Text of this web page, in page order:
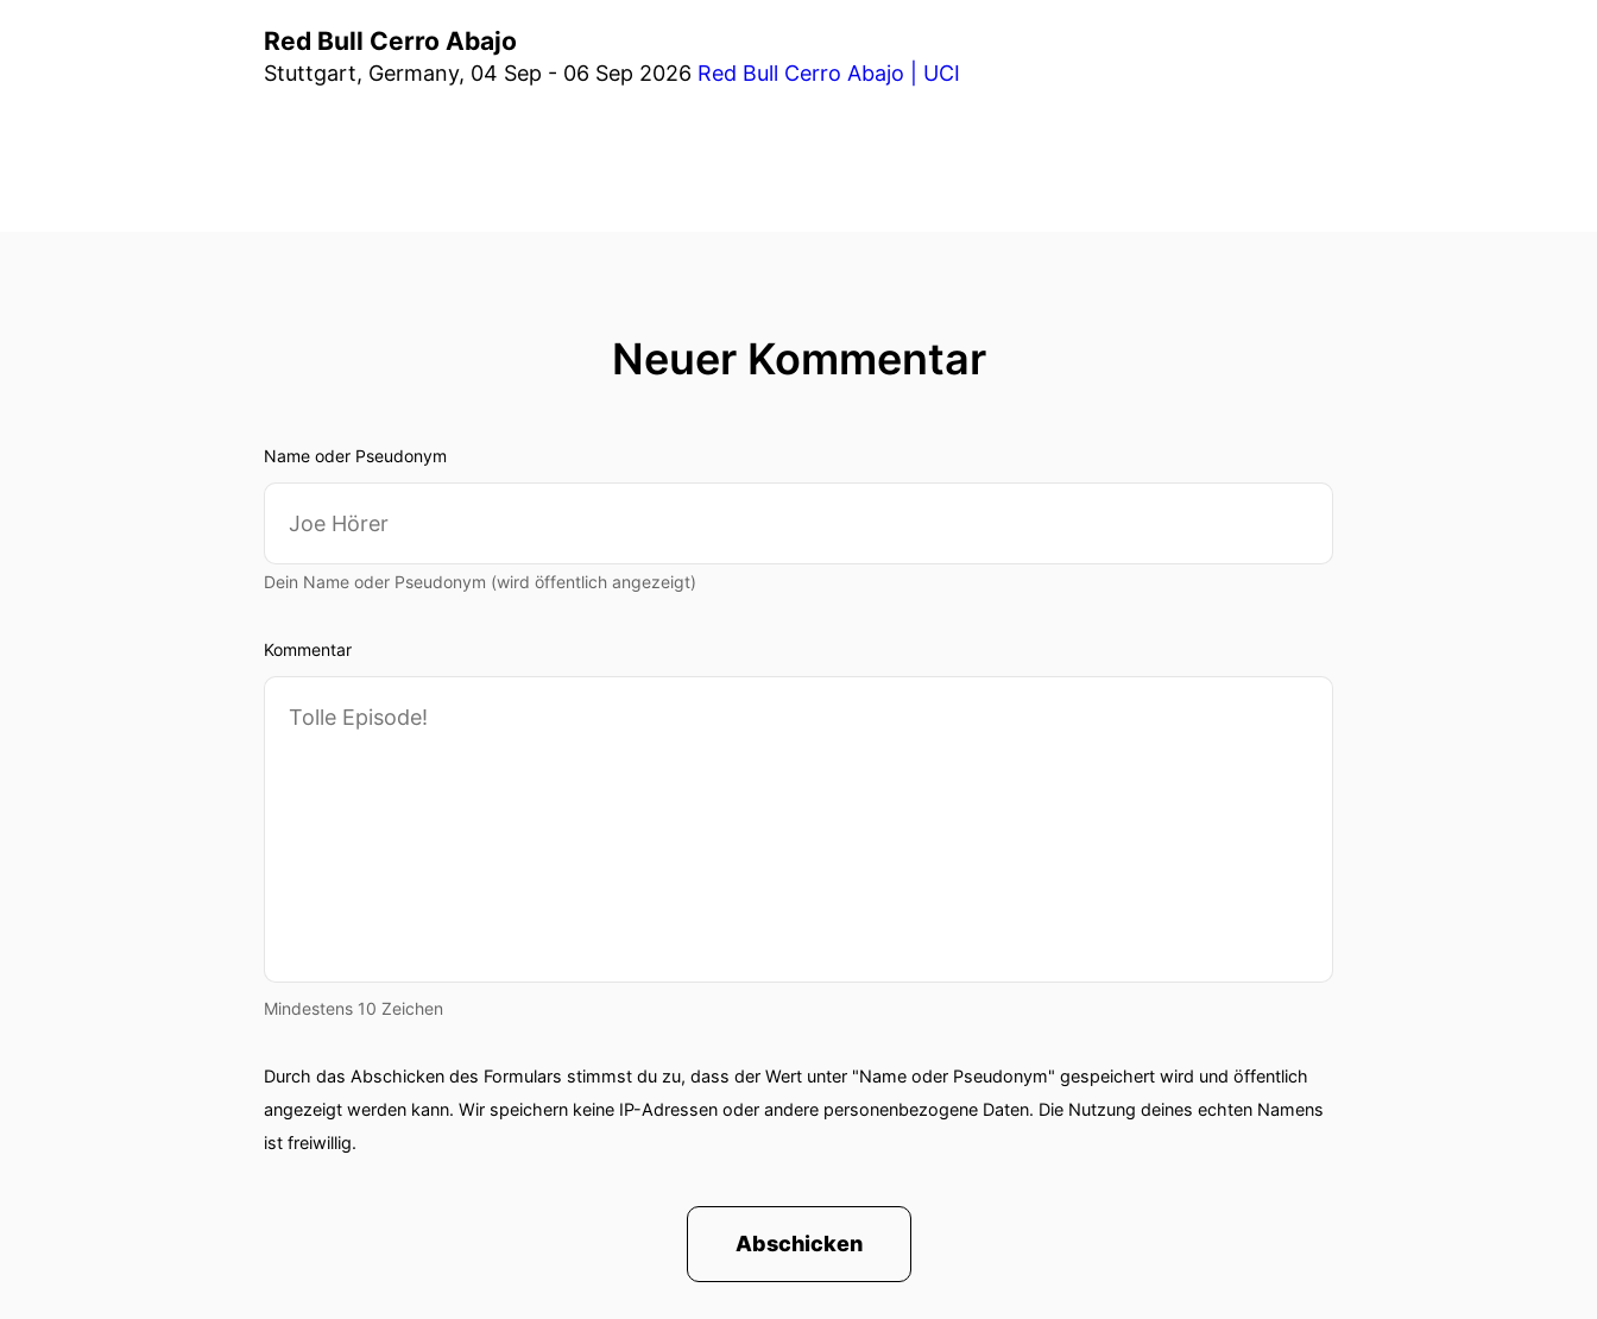
Red Bull Cerro Abajo
Stuttgart, Germany, 04 Sep - 06 Sep 2026 Red Bull Cerro Abajo | UCI
Neuer Kommentar
Name oder Pseudonym
Dein Name oder Pseudonym (wird öffentlich angezeigt)
Kommentar
Mindestens 10 Zeichen
Durch das Abschicken des Formulars stimmst du zu, dass der Wert unter "Name oder Pseudonym" gespeichert wird und öffentlich
angezeigt werden kann. Wir speichern keine IP-Adressen oder andere personenbezogene Daten. Die Nutzung deines echten Namens
ist freiwillig.
Abschicken